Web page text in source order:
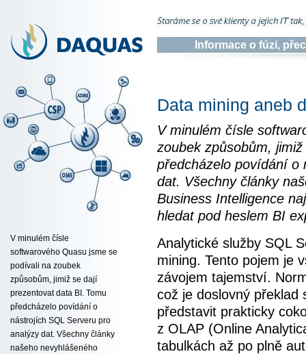
Informace o fúzi,
V minulém čísle
softwarového Quasu jsme se
podívali na zoubek
způsobům, jimiž se dají
prezentovat data BI. Tomu
předcházelo povídání o
nástrojích SQL Serveru pro
analýzy dat. Všechny články
našeho nevyhlášeného
Data mining aneb
V minulém čísle
zoubek způsobům,
předcházelo povídání o
dat. Všechny články
Business Intelligence
hledat pod heslem BI
Analytické služby SQL
mining. Tento pojem je
závojem tajemství.
což je doslovný překlad
představit prakticky
z OLAP (Online
tabulkách až po plně